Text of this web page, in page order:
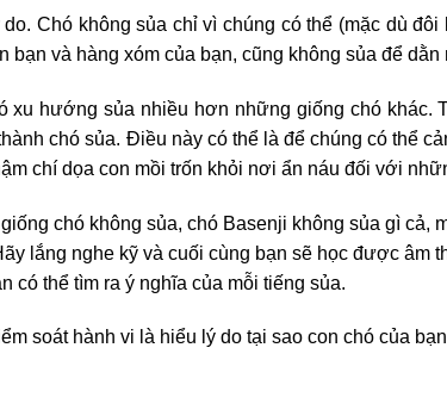
Chó không sủa chỉ vì chúng có thể (mặc dù
bạn và hàng xóm của bạn, cũng không sủa để dằn
xu hướng sủa nhiều hơn những giống chó khác.
chó sủa. Điều này có thể là để chúng có thể
chí dọa con mồi trốn khỏi nơi ẩn náu đối với
chó không sủa, chó Basenji không sủa gì cả,
lắng nghe kỹ và cuối cùng bạn sẽ học được âm
có thể tìm ra ý nghĩa của mỗi tiếng sủa.
soát hành vi là hiểu lý do tại sao con chó của